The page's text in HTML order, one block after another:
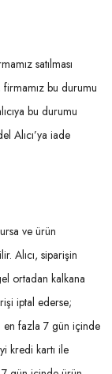
satılması
firmamız bu durumu
bu durumu
Alıcı’ya iade
ve ürün
Alıcı, siparişin
ortadan kalkana
iptal ederse;
en fazla 7 gün içinde
kredi kartı ile